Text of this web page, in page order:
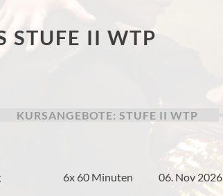
STUFE II WTP
KURSANGEBOTE: STUFE II WTP
6x 60 Minuten 06. Nov 2026